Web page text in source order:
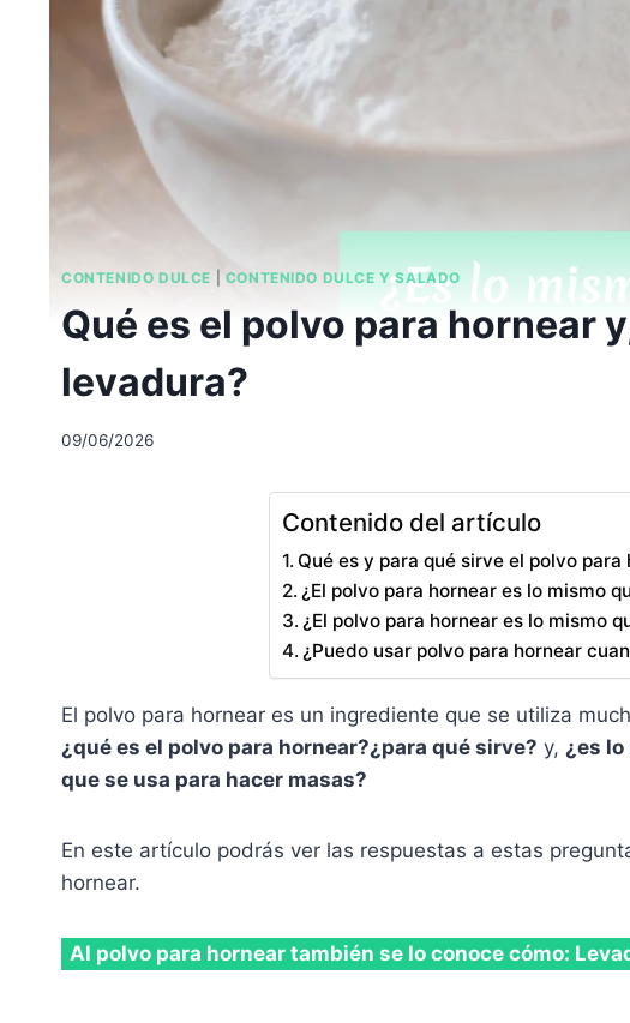
CONTENIDO DULCE CONTENIDO DULCE Y SALADO
Qué es el polvo para hornear
levadura?
09/06/2026
Contenido del artículo
Qué es y para qué sirve el polvo para
¿El polvo para hornear es lo mismo
¿El polvo para hornear es lo mismo
¿Puedo usar polvo para hornear
El polvo para hornear es un ingrediente que se utiliza
¿qué es el polvo para hornear?¿para qué sirve? y, ¿es
que se usa para hacer masas?
En este artículo podrás ver las respuestas a estas
hornear.
Al polvo para hornear también se lo conoce cómo: